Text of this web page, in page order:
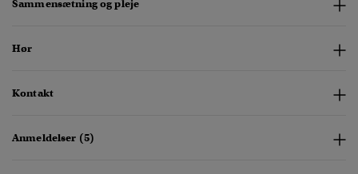
Sammensætning og pleje
Hør
Kontakt
Anmeldelser (5)